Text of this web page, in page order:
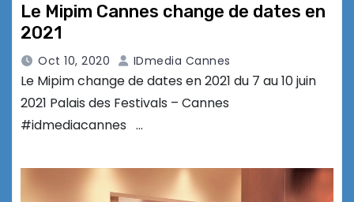
Le Mipim Cannes change de dates en
2021
Oct 10, 2020 IDmedia Cannes
Le Mipim change de dates en 2021 du 7 au 10 juin
2021 Palais des Festivals – Cannes
#idmediacannes …